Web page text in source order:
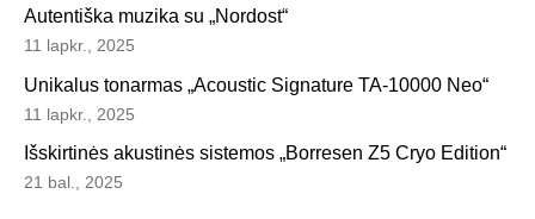
Autentiška muzika su „Nordost“
11 lapkr., 2025
Unikalus tonarmas „Acoustic Signature TA-10000 Neo“
11 lapkr., 2025
Išskirtinės akustinės sistemos „Borresen Z5 Cryo Edition“
21 bal., 2025